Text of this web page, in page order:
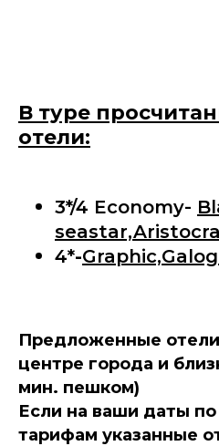
В туре
отели:
3*/4 Economy-
seastar,
4*-Graphic,
Предложенные отели
центре города и
мин. пешком)
Если на ваши даты
тарифам указанные